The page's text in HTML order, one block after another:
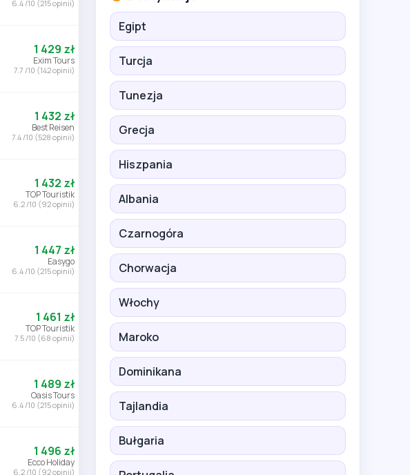
6.4 /10 (215 opinii)
1 429 zł
Exim Tours
7.7 /10 (142 opinii)
1 432 zł
Best Reisen
7.4 /10 (528 opinii)
1 432 zł
TOP Touristik
6.2 /10 (92 opinii)
1 447 zł
Easygo
6.4 /10 (215 opinii)
1 461 zł
TOP Touristik
7.5 /10 (68 opinii)
1 489 zł
Oasis Tours
6.4 /10 (215 opinii)
1 496 zł
Ecco Holiday
6.2 /10 (92 opinii)
Egipt
Turcja
Tunezja
Grecja
Hiszpania
Albania
Czarnogóra
Chorwacja
Włochy
Maroko
Dominikana
Tajlandia
Bułgaria